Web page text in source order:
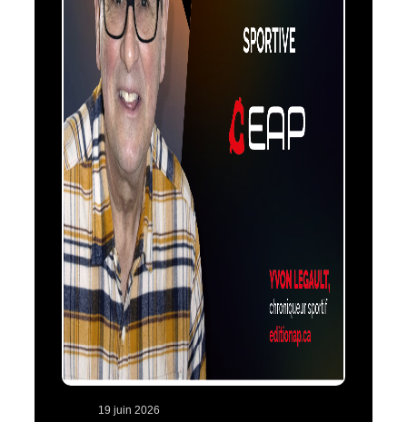
19 juin 2026